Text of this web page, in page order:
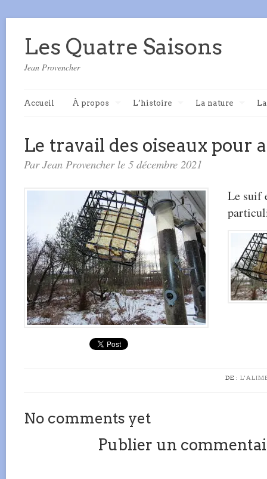
Les Quatre Saisons
Jean Provencher
Accueil À propos L’histoire La nature
Le travail des oiseaux pour
Par Jean Provencher le 5 décembre 2021
Le suif
DE :
No comments yet
Publier un